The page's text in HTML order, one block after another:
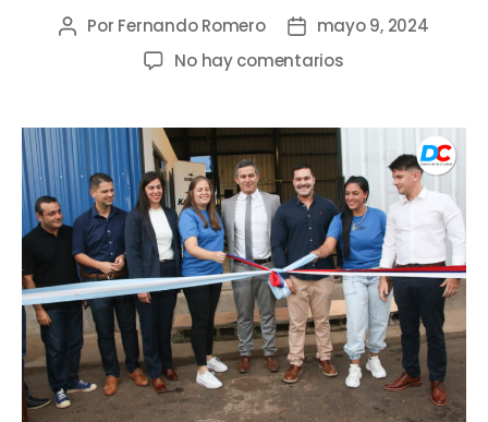
Por Fernando Romero
mayo 9, 2024
No hay comentarios